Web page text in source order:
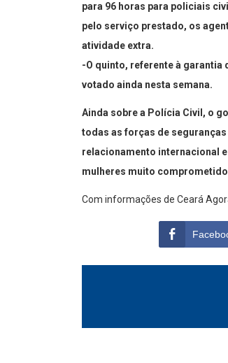
para 96 horas para policiais
pelo serviço prestado, os
atividade extra.
-O quinto, referente à garantia
votado ainda nesta semana.
Ainda sobre a Polícia Civil, o
todas as forças de
relacionamento internacional
mulheres muito
Com informações de Ceará